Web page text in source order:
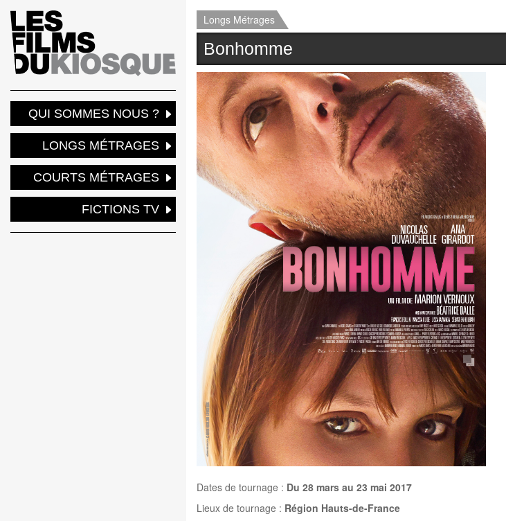
QUI SOMMES NOUS ?
LONGS MÉTRAGES
COURTS MÉTRAGES
FICTIONS TV
Longs Métrages
Bonhomme
Dates de tournage : Du 28 mars au 23 mai 2017
Lieux de tournage : Région Hauts-de-France